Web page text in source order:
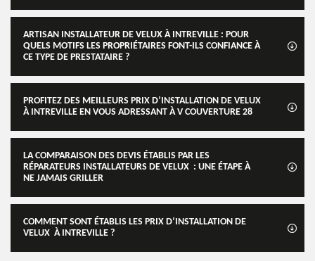
ARTISAN INSTALLATEUR DE VELUX À INTREVILLE : POUR
QUELS MOTIFS LES PROPRIÉTAIRES FONT-ILS CONFIANCE À
CE TYPE DE PRESTATAIRE ?
PROFITEZ DES MEILLEURS PRIX D’INSTALLATION DE VELUX
À INTREVILLE EN VOUS ADRESSANT À V COUVERTURE 28
LA COMPARAISON DES DEVIS ÉTABLIS PAR LES
RÉPARATEURS INSTALLATEURS DE VELUX : UNE ÉTAPE À
NE JAMAIS GRILLER
COMMENT SONT ÉTABLIS LES PRIX D’INSTALLATION DE
VELUX À INTREVILLE ?